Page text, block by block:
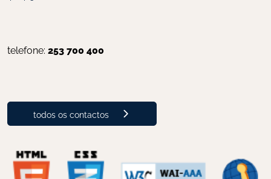
telefone: 253 700 400
todos os contactos